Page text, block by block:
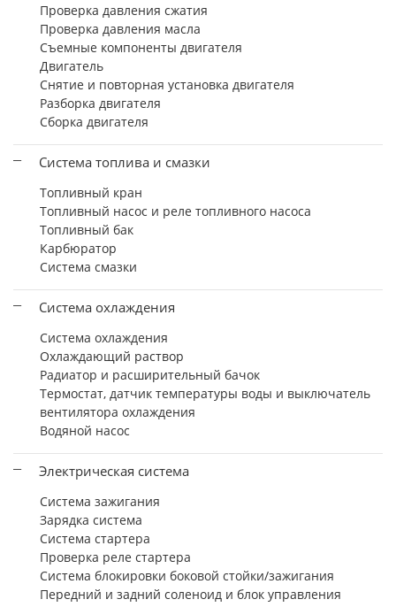
Проверка давления сжатия
Проверка давления масла
Съемные компоненты двигателя
Двигатель
Снятие и повторная установка двигателя
Разборка двигателя
Сборка двигателя
Система топлива и смазки
Топливный кран
Топливный насос и реле топливного насоса
Топливный бак
Карбюратор
Система смазки
Система охлаждения
Система охлаждения
Охлаждающий раствор
Радиатор и расширительный бачок
Термостат, датчик температуры воды и выключатель
вентилятора охлаждения
Водяной насос
Электрическая система
Система зажигания
Зарядка система
Система стартера
Проверка реле стартера
Система блокировки боковой стойки/зажигания
Передний и задний соленоид и блок управления